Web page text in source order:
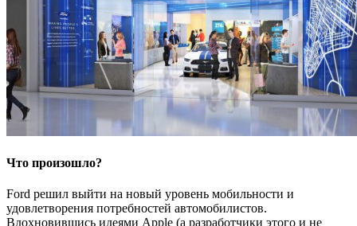
Что произошло?
Ford решил выйти на новый уровень мобильности и
удовлетворения потребностей автомобилистов.
Вдохновившись идеями Apple (а разработчики этого и не